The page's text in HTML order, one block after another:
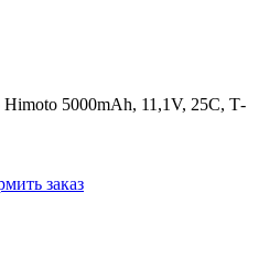
5000mAh, 11,1V, 25C, T‐
заказ